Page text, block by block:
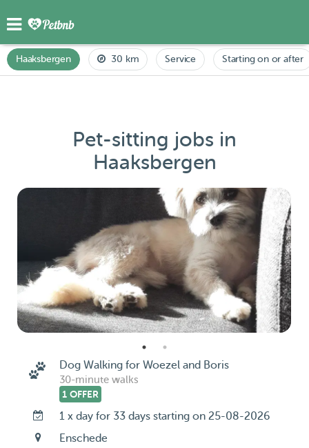
Haaksbergen 30 km Service Starting on or after
Pet-sitting jobs in
Haaksbergen
Dog Walking for Woezel and Boris
30-minute walks
1 OFFER
1 x day for 33 days starting on 25-08-2026
Enschede